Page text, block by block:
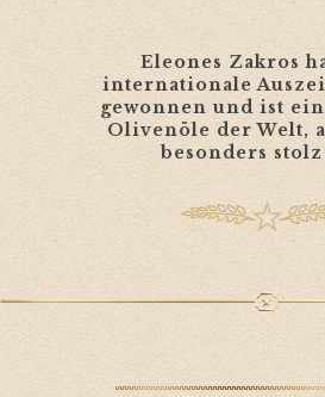
Eleones Zakros
internationale
gewonnen und ist
Olivenöle der Welt,
besonders